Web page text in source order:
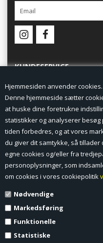
Hjemmesiden
Denne hjemmeside sætter
at huske dine foretrukne
statistikker og analyserer
tiden forbedres, og at vores
du giver dit samtykke, så
egne cookies og/eller fra
personoplysninger, som
om cookies i vores cookiepolitik
Nødvendige
Markedsføring
Funktionelle
Statistiske
KUNDESERVICE
Min Konto
Nyheder
Vilkår og betingelser
Profil
Erhverv log ind (B2B)
Kontakt